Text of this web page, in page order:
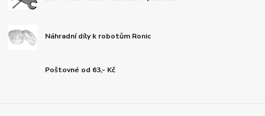
Náhradní díly k robotům Ronic
Poštovné od 63,- Kč